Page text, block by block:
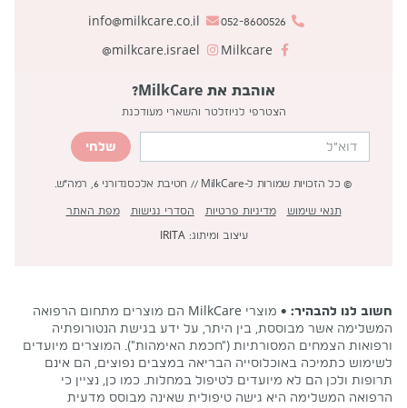
052-8600526
info@milkcare.co.il
Milkcare
milkcare.israel@
אוהבת את MilkCare?
הצטרפי לניוזלטר והשארי מעודכנת
שלחי
© כל הזכויות שמורות ל-MilkCare // חטיבת אלכסנדורני 6, רמה״ש.
תנאי שימוש מדיניות פרטיות הסדרי נגישות
מפת האתר
עיצוב ומיתוג: IRITA
חשוב לנו להבהיר:
• מוצרי MilkCare הם מוצרים מתחום הרפואה
המשלימה אשר מבוססת, בין היתר, על ידע בגישת הנטורופתיה
ורפואות הצמחים המסורתיות ("חכמת האימהות"). המוצרים מיועדים
לשימוש כתמיכה באוכלוסייה הבריאה במצבים נפוצים, הם אינם
תרופות ולכן הם לא מיועדים לטיפול במחלות. כמו כן, נציין כי
הרפואה המשלימה היא גישה טיפולית שאינה מבוסס מדעית